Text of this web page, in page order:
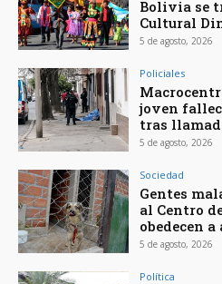
Bolivia se
Cultural
5 de agosto, 2026
Policiales
joven
tras
5 de agosto, 2026
Sociedad
Gentes
al Centro
obedecen
5 de agosto, 2026
Política